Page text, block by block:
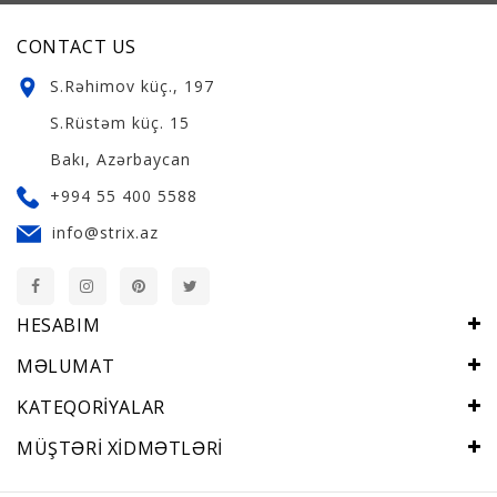
CONTACT US
S.Rəhimov küç., 197
S.Rüstəm küç. 15
Bakı, Azərbaycan
+994 55 400 5588
info@strix.az
HESABIM
MƏLUMAT
KATEQORIYALAR
MÜŞTƏRI XIDMƏTLƏRI